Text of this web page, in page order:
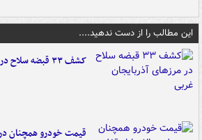
این مطالب را از دست ندهید....
کشف ۳۳ قبضه سلاح در مرزهای آذربایجان غربی
قیمت خودرو همچنان